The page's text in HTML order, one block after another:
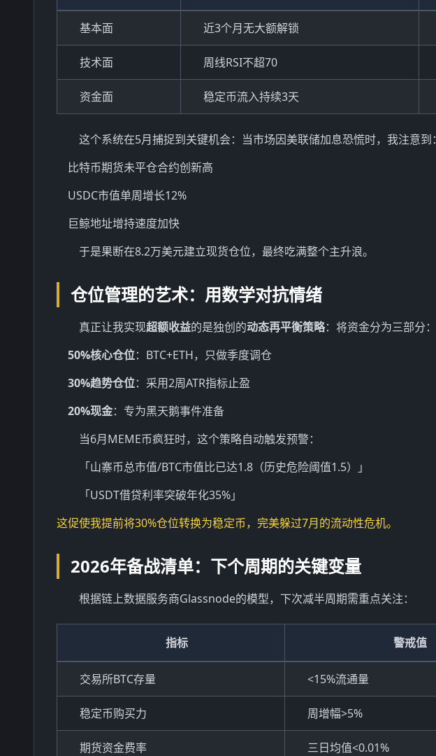
基本面 近3个月无大额解锁
技术面 周线RSI不超70
资金面 稳定币流入持续3天
这个系统在5月捕捉到关键机会：当市场因美联储加息恐慌时，我注意到：
比特币期货未平仓合约创新高
USDC市值单周增长12%
巨鲸地址增持速度加快
于是果断在8.2万美元建立现货仓位，最终吃满整个主升浪。
仓位管理的艺术：用数学对抗情绪
真正让我实现超额收益的是独创的动态再平衡策略：将资金分为三部分：
50%核心仓位：BTC+ETH，只做季度调仓
30%趋势仓位：采用2周ATR指标止盈
20%现金：专为黑天鹅事件准备
当6月MEME币疯狂时，这个策略自动触发预警：
「山寨币总市值/BTC市值比已达1.8（历史危险阈值1.5）」
「USDT借贷利率突破年化35%」
这促使我提前将30%仓位转换为稳定币，完美躲过7月的流动性危机。
2026年备战清单：下个周期的关键变量
根据链上数据服务商Glassnode的模型，下次减半周期需重点关注：
指标 警戒值
交易所BTC存量 <15%流通量
稳定币购买力 周增幅>5%
期货资金费率 三日均值<0.01%